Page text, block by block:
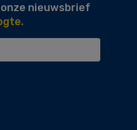
nieuwsbrief